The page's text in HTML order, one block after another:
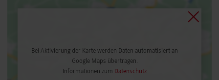
Bei Aktivierung der Karte werden Daten automatisiert an
Google Maps übertragen.
Informationen zum Datenschutz